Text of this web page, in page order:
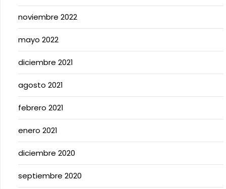
noviembre 2022
mayo 2022
diciembre 2021
agosto 2021
febrero 2021
enero 2021
diciembre 2020
septiembre 2020